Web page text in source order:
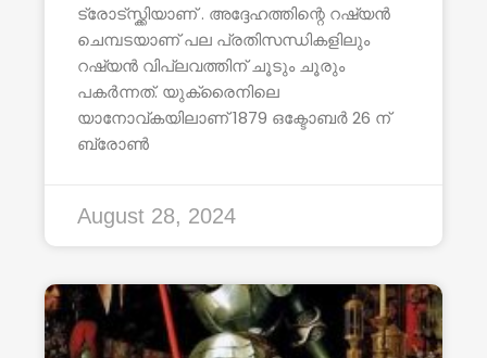
ട്രോട്സ്ക്കിയാണ് . അദ്ദേഹത്തിന്റെ റഷ്യൻ
ചെമ്പടയാണ് പല പ്രതിസന്ധികളിലും
റഷ്യൻ വിപ്ലവത്തിന് ചൂടും ചൂരും
പകർന്നത്. യുക്രൈനിലെ
യാനോവ്കയിലാണ് 1879 ഒക്ടോബർ 26 ന്
ബ്രോൺ
August 28, 2024